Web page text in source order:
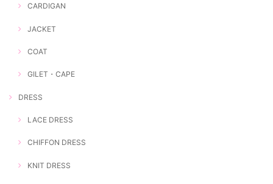
CARDIGAN
JACKET
COAT
GILET・CAPE
DRESS
LACE DRESS
CHIFFON DRESS
KNIT DRESS